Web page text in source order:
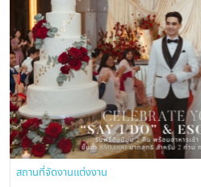
สถานที่จัดงานแต่งงาน